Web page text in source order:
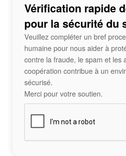
Vérification rapide
pour la sécurité du
Veuillez compléter un bref
humaine pour nous aider à
contre la fraude, le spam et les
coopération contribue à un
sécurisé.
Merci pour votre soutien.